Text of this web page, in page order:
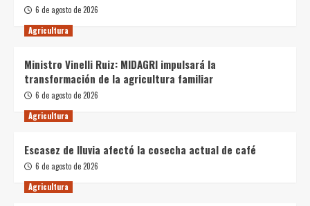
6 de agosto de 2026
Agricultura
Ministro Vinelli Ruiz: MIDAGRI impulsará la
transformación de la agricultura familiar
6 de agosto de 2026
Agricultura
Escasez de lluvia afectó la cosecha actual de café
6 de agosto de 2026
Agricultura